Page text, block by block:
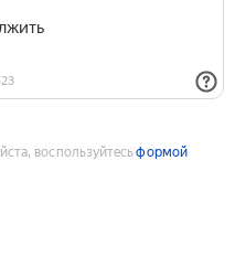
воспользуйтесьформой